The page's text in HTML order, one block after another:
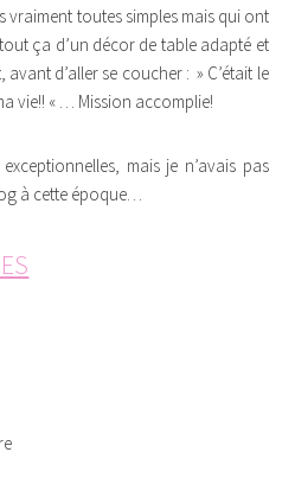
vraiment toutes simples mais qui ont
ça d’un décor de table adapté et
d’aller se coucher : » C’était le
vie!! « … Mission accomplie!
mais je n’avais pas
à cette époque…